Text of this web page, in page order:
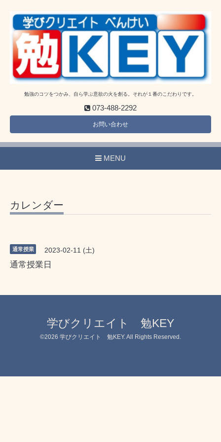
勉強のコツをつかみ、自ら学ぶ意欲の火を創る。それが１番のこだわりです。
073-488-2292
お問い合わせ
MENU
カレンダー
通常授業 2023-02-11 (土)
通常授業日
学びクリエイト 勉KEY
©2026 学びクリエイト 勉KEY. All Rights Reserved.